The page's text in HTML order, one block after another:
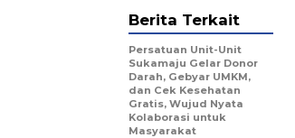
Berita Terkait
Persatuan Unit-Unit
Sukamaju Gelar Donor
Darah, Gebyar UMKM,
dan Cek Kesehatan
Gratis, Wujud Nyata
Kolaborasi untuk
Masyarakat